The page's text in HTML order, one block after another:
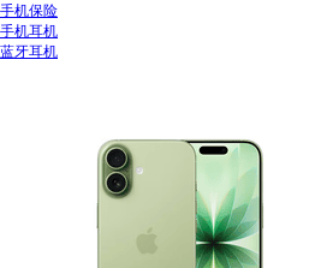
手机保险
手机耳机
蓝牙耳机